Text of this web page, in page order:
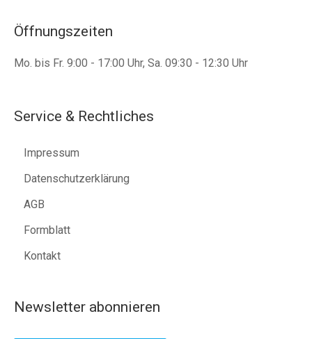
Öffnungszeiten
Mo. bis Fr. 9:00 - 17:00 Uhr, Sa. 09:30 - 12:30 Uhr
Service & Rechtliches
Impressum
Datenschutzerklärung
AGB
Formblatt
Kontakt
Newsletter abonnieren